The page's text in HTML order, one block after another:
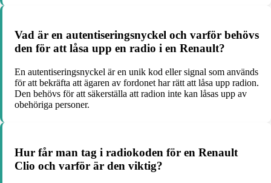
Vad är en autentiseringsnyckel och varför behövs
den för att låsa upp en radio i en Renault?
En autentiseringsnyckel är en unik kod eller signal som används
för att bekräfta att ägaren av fordonet har rätt att låsa upp radion.
Den behövs för att säkerställa att radion inte kan låsas upp av
obehöriga personer.
Hur får man tag i radiokoden för en Renault
Clio och varför är den viktig?